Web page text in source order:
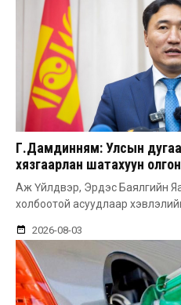
Г.Дамдинням: Улсын
хязгаарлан шатахуун
Аж Үйлдвэр, Эрдэс Баялгийн
холбоотой асуудлаар
2026-08-03